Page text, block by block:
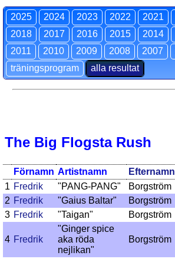
2025 2024 2023 2022 2021
2018
2017 2016 2015 2014
2011
2010 2009 2008 2007
träningsprogram
alla resultat
The Big Flogsta Rush
Förnamn Artistnamn Efternamn
1 Fredrik "PANG-PANG" Borgström
2 Fredrik "Gaius Baltar" Borgström
3 Fredrik "Taigan" Borgström
4 Fredrik
"Ginger spice
aka röda
nejlikan"
Borgström